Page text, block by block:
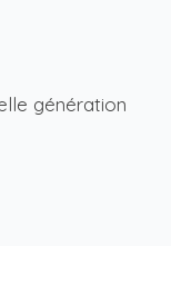
génération